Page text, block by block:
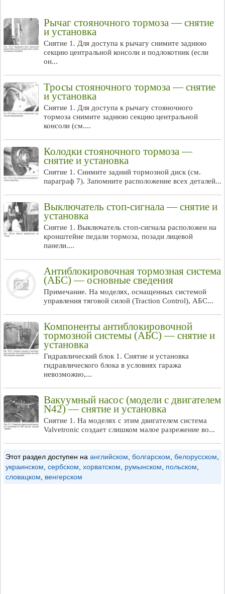
Рычаг стояночного тормоза — снятие
и установка
Снятие 1. Для доступа к рычагу снимите заднюю
секцию центральной консоли и подлокотник (если
он...
Тросы стояночного тормоза — снятие
и установка
Снятие 1. Для доступа к рычагу стояночного
тормоза снимите заднюю секцию центральной
консоли (см....
Колодки стояночного тормоза —
снятие и установка
Снятие 1. Снимите задний тормозной диск (см.
параграф 7). Запомните расположение всех деталей...
Выключатель стоп-сигнала — снятие и
установка
Снятие 1. Выключатель стоп-сигнала расположен на
кронштейне педали тормоза, позади лицевой
панели....
Антиблокировочная тормозная система
(АБС) — основные сведения
Примечание. На моделях, оснащенных системой
управления тяговой силой (Traction Control), АБС...
Компоненты антиблокировочной
тормозной системы (АБС) — снятие и
установка
Гидравлический блок 1. Снятие и установка
гидравлического блока в условиях гаража
невозможно,...
Вакуумный насос (модели с двигателем
N42) — снятие и установка
Снятие 1. На моделях с этим двигателем система
Valvetronic создает слишком малое разрежение во...
Этот раздел доступен на английском болгарском белорусском
украинском сербском хорватском румынском польском
словацком
венгерском